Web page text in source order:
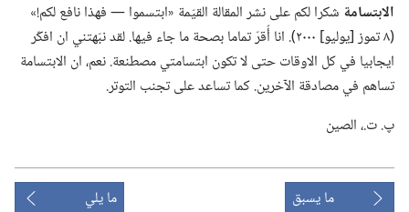
الابتسامة شكرا لكم على نشر المقالة القيّمة «ابتسموا —‏ فهذا نافع لكم!‏»
(‏٨ تموز [يوليو] ٢٠٠٠)‏.‏ انا أُقرّ تماما بصحة ما جاء فيها.‏ لقد نبّهتني ان افكّر
ايجابيا في كل الاوقات حتى لا تكون ابتسامتي مصطنعة.‏ نعم،‏ ان الابتسامة
تساهم في مصادقة الآخرين.‏ كما تساعد على تجنب التوتر.‏
پ.‏ ت.‏،‏ الصين
ما يسبق ما يلي